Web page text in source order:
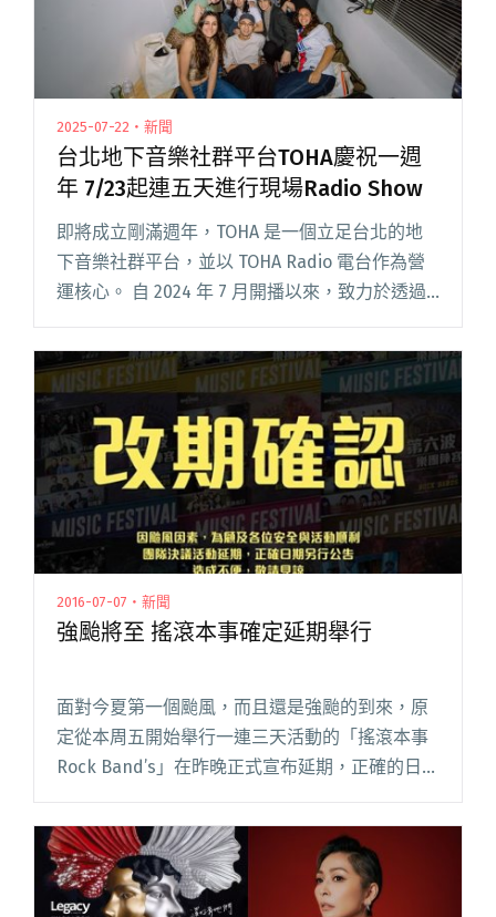
2025-07-22・新聞
台北地下音樂社群平台TOHA慶祝一週
年 7/23起連五天進行現場Radio Show
即將成立剛滿週年，TOHA 是一個立足台北的地
下音樂社群平台，並以 TOHA Radio 電台作為營
運核心。 自 2024 年 7 月開播以來，致力於透過
電台節目和實體活動，連結台灣及世界各地的音
樂創作者、DJ、廠牌與樂迷，打造一個共同成長
閱讀全文 "台北地下音樂社群平台TOHA慶祝一週
年 7/23起連五天進行現場Radio Show"
2016-07-07・新聞
強颱將至 搖滾本事確定延期舉行
面對今夏第一個颱風，而且還是強颱的到來，原
定從本周五開始舉行一連三天活動的「搖滾本事
Rock Band’s」在昨晚正式宣布延期，正確的日期
將另行公告，並強調團隊不會因為延期而倒下，
一定會在暑假結束之前和大家見面。 策展人在搖
滾閱讀全文 "強颱將至 搖滾本事確定延期舉行"